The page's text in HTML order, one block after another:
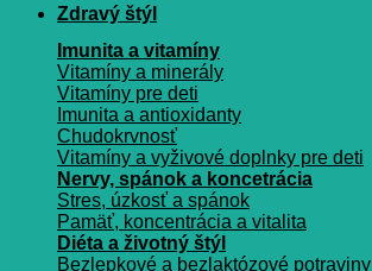
Zdravý štýl
Imunita a vitamíny
Vitamíny a minerály
Vitamíny pre deti
Imunita a antioxidanty
Chudokrvnosť
Vitamíny a vyživové doplnky pre deti
Nervy, spánok a koncetrácia
Stres, úzkosť a spánok
Pamäť, koncentrácia a vitalita
Diéta a životný štýl
Bezlepkové a bezlaktózové potraviny